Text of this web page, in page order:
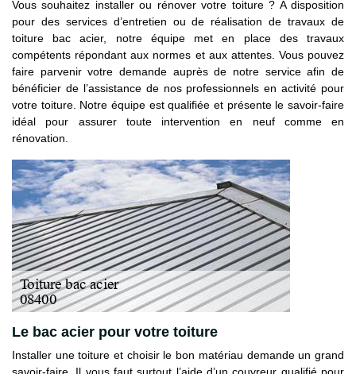
Vous souhaitez installer ou rénover votre toiture ? A disposition
pour des services d’entretien ou de réalisation de travaux de
toiture bac acier, notre équipe met en place des travaux
compétents répondant aux normes et aux attentes. Vous pouvez
faire parvenir votre demande auprès de notre service afin de
bénéficier de l’assistance de nos professionnels en activité pour
votre toiture. Notre équipe est qualifiée et présente le savoir-faire
idéal pour assurer toute intervention en neuf comme en
rénovation.
Le bac acier pour votre toiture
Installer une toiture et choisir le bon matériau demande un grand